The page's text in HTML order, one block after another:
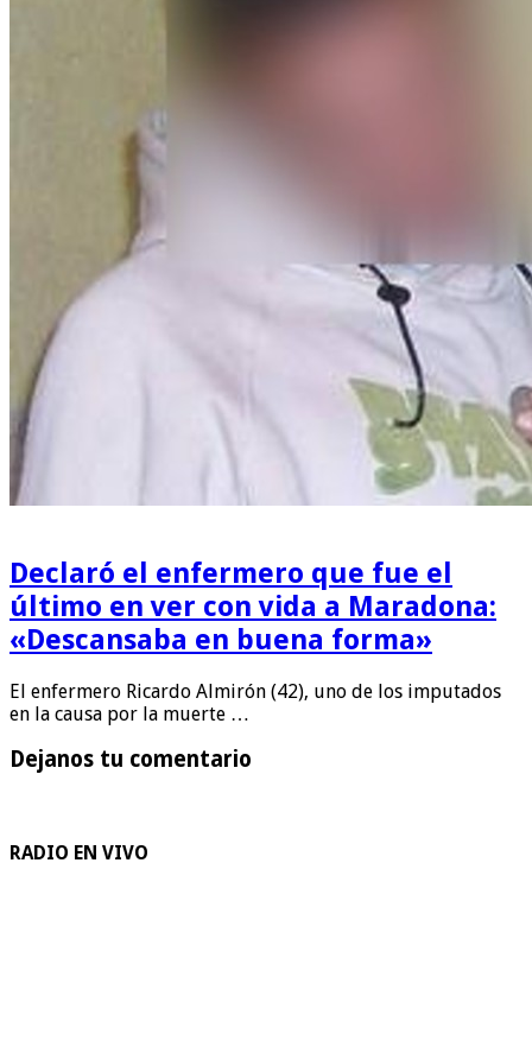
Declaró el enfermero que fue el
último en ver con vida a Maradona:
«Descansaba en buena forma»
El enfermero Ricardo Almirón (42), uno de los imputados
en la causa por la muerte …
Dejanos tu comentario
RADIO EN VIVO